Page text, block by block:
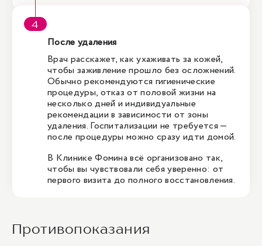
После удаления
Врач расскажет, как ухаживать за кожей,
чтобы заживление прошло без осложнений.
Обычно рекомендуются гигиенические
процедуры, отказ от половой жизни на
несколько дней и индивидуальные
рекомендации в зависимости от зоны
удаления. Госпитализации не требуется —
после процедуры можно сразу идти домой.
В Клинике Фомина всё организовано так,
чтобы вы чувствовали себя уверенно: от
первого визита до полного восстановления.
Противопоказания